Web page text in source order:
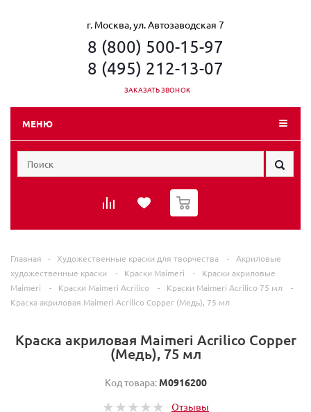
г. Москва, ул. Автозаводская 7
8 (800) 500-15-97
8 (495) 212-13-07
ЗАКАЗАТЬ ЗВОНОК
МЕНЮ
0
Главная - Художественные краски для творчества -
Акриловые
художественные краски
- Краски Maimeri -
Краски акриловые
Maimeri
- Краски Maimeri Acrilico - Краски Maimeri Acrilico 75 мл
-
Краска акриловая Maimeri Acrilico Copper (Медь), 75 мл
Краска акриловая Maimeri Acrilico Copper
(Медь), 75 мл
Код товара: M0916200
Отзывы